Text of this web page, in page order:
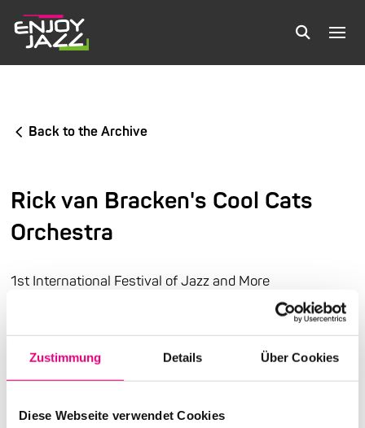
Zustimmung Details Über Cookies
Diese Webseite verwendet Cookies
Back to the Archive
Rick van Bracken's Cool Cats
Orchestra
1st International Festival of Jazz and More
Start:October27, 1999 – 8:00 p.m.
Doors open: October27, 1999 – 7:00 p.m.